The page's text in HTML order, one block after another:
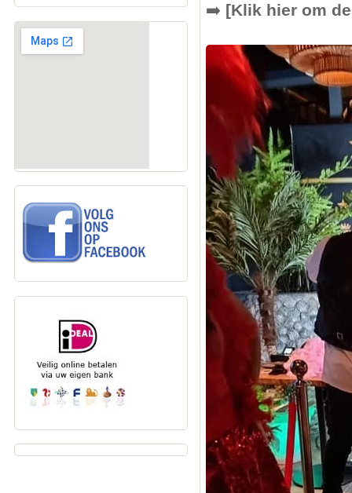
➡️ [Klik hier om